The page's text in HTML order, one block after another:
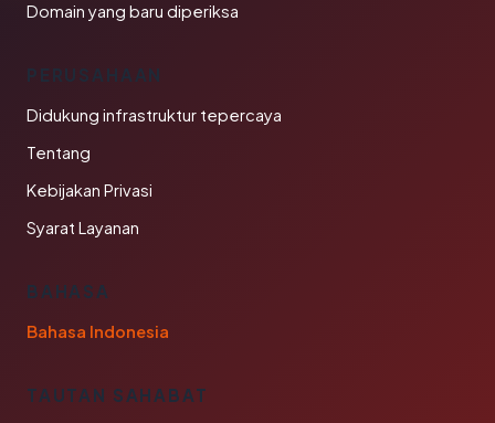
Domain yang baru diperiksa
PERUSAHAAN
Didukung infrastruktur tepercaya
Tentang
Kebijakan Privasi
Syarat Layanan
BAHASA
Bahasa Indonesia
TAUTAN SAHABAT